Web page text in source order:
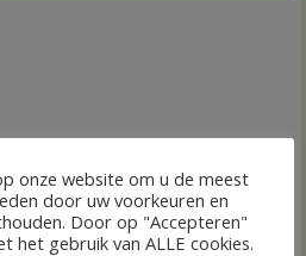
onze website om u de meest
door uw voorkeuren en
Door op "Accepteren"
het gebruik van ALLE cookies.